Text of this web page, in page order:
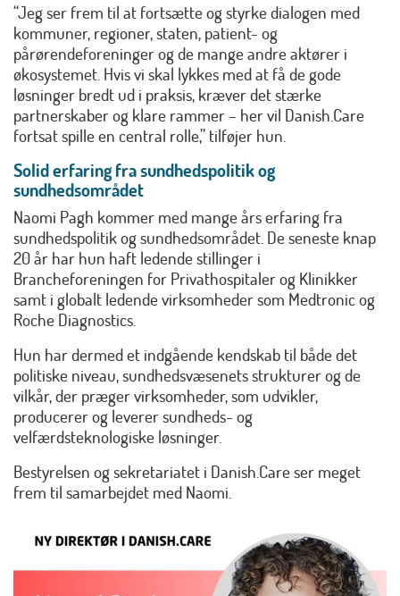
“Jeg ser frem til at fortsætte og styrke dialogen med
kommuner, regioner, staten, patient- og
pårørendeforeninger og de mange andre aktører i
økosystemet. Hvis vi skal lykkes med at få de gode
løsninger bredt ud i praksis, kræver det stærke
partnerskaber og klare rammer – her vil Danish.Care
fortsat spille en central rolle,” tilføjer hun.
Solid erfaring fra sundhedspolitik og
sundhedsområdet
Naomi Pagh kommer med mange års erfaring fra
sundhedspolitik og sundhedsområdet. De seneste knap
20 år har hun haft ledende stillinger i
Brancheforeningen for Privathospitaler og Klinikker
samt i globalt ledende virksomheder som Medtronic og
Roche Diagnostics.
Hun har dermed et indgående kendskab til både det
politiske niveau, sundhedsvæsenets strukturer og de
vilkår, der præger virksomheder, som udvikler,
producerer og leverer sundheds- og
velfærdsteknologiske løsninger.
Bestyrelsen og sekretariatet i Danish.Care ser meget
frem til samarbejdet med Naomi.